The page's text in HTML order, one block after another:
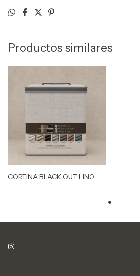
Productos similares
CORTINA BLACK OUT LINO